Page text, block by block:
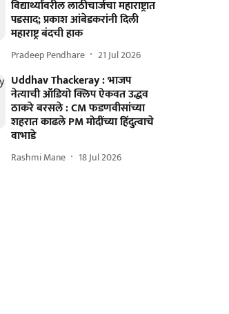
विद्यार्थ्यांवरील लाठीचार्जचा महाराष्ट्रात
पडसाद; प्रकाश आंबेडकरांनी दिली
महाराष्ट्र बंदची हाक
Pradeep Pendhare 21 Jul 2026
Uddhav Thackeray : भाजप
नेत्याची ऑडियो क्लिप ऐकवत उद्धव
ठाकरे बरसले : CM फडणवीसांच्या
शहरात काढले PM मोदींच्या हिंदुत्वाचे
वाभाडे
Rashmi Mane 18 Jul 2026